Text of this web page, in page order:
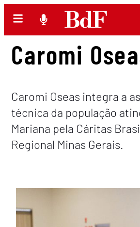
Caromi
Caromi Oseas integra a
técnica da população
Mariana pela Cáritas
Regional Minas Gerais.